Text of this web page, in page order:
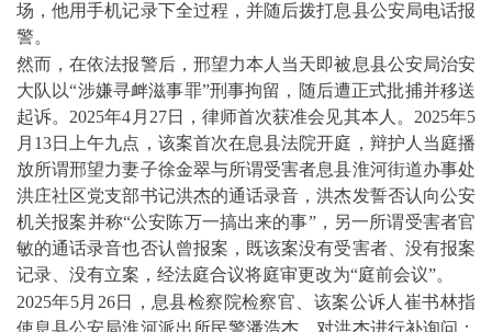
场，他用手机记录下全过程，并随后拨打息县公安局电话报
警。
然而，在依法报警后，邢望力本人当天即被息县公安局治安
大队以“涉嫌寻衅滋事罪”刑事拘留，随后遭正式批捕并移送
起诉。 2025年4 月 27日，律师首次获准会见其本人。 2025年5
月 13日上午九点，该案首次在息县法院开庭，辩护人当庭播
放所谓邢望力妻子徐金翠与所谓受害者息县淮河街道办事处
洪庄社区党支部书记洪杰的通话录音，洪杰发誓否认向公安
机关报案并称“公安陈万一搞出来的事”，另一所谓受害者官
敏的通话录音也否认曾报案，既该案没有受害者、没有报案
记录、没有立案，经法庭合议将庭审更改为“庭前会议”。
2025年5月 26日，息县检察院检察官、该案公诉人崔书林指
使息县公安局淮河派出所民警潘浩杰，对洪杰进行补询问；